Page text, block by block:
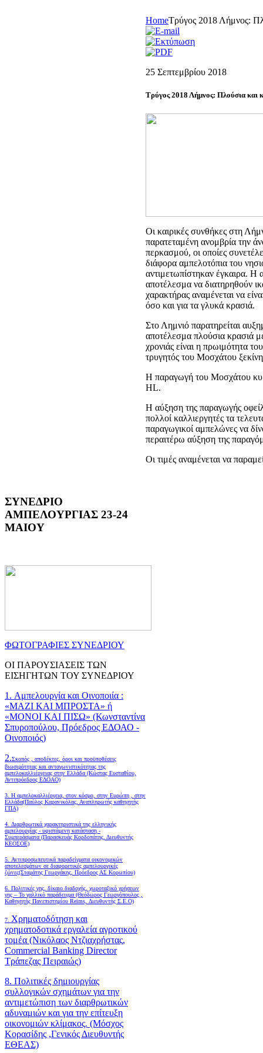
HomeΤρύγος 2018 Λήμνος:
25 Σεπτεμβρίου 2018
Τρύγος 2018 Λήμνος: Πλούσια και
Οι καιρικές συνθήκες στη
παρατεταμένη ανομβρία την
περκασμού, οι οποίες
διάφορα αμπελοτόπια του
αντιμετωπίστηκαν έγκαιρα.
αποτέλεσμα να διατηρηθούν
χαρακτήρας αναμένεται να
όσο και για τα γλυκά κρασιά.
Στο Λημνιό παρατηρείται
αποτέλεσμα πλούσια κρασιά
χρονιάς είναι η πρωιμότητα
τρυγητός του Μοσχάτου
Η παραγωγή του Μοσχάτου
HL.
Η αύξηση της παραγωγής
πολλοί καλλιεργητές τα
παραγωγικοί αμπελώνες να
περαιτέρω αύξηση της
Οι τιμές αναμένεται να
ΣΥΝΕΔΡΙΟ
ΑΜΠΕΛΟΥΡΓΙΑΣ 23-24
ΜΑΙΟΥ
ΦΩΤΟΓΡΑΦΙΕΣ ΣΥΝΕΔΡΙΟΥ
ΟΙ ΠΑΡΟΥΣΙΑΣΕΙΣ ΤΩΝ
ΕΙΣΗΓΗΤΩΝ ΤΟΥ ΣΥΝΕΔΡΙΟΥ
1. Αμπελουργία και Οινοποιία :
«ΜΑΖΙ ΚΑΙ ΜΠΡΟΣΤΑ» ή
«ΜΟΝΟΙ ΚΑΙ ΠΙΣΩ» (Κωνσταντίνα
Σπυροπούλου, Πρόεδρος ΕΔΟΑΟ -
Οινοποιός)
2.Σκοπός , αποδέκτες, όροι και προϋποθέσεις
βιωσιμότητας και ανταγωνιστικότητας της
αμπελοκαλλιέργειας στην Ελλάδα (Κώστας Ευσταθίου,
Αντιπρόεδρος ΕΔΟΑΟ)
3. Η αμπελοκαλλιέργεια, στον κόσμο, στην Ευρώπη , στην
Ελλάδα(Παύλος Καρανικόλας, Αναπληρωτής καθηγητής
ΓΠΑ)
4. Διαρθρωτικά χαρακτηριστικά της ελληνικής
αμπελουργίας - υφιστάμενη κατάσταση -
Συμπεράσματα (Παρασκευάς Κορδοπάτης, Διευθυντής
ΚΕΟΣΟΕ)
5. Αντιπροσωπευτικά παραδείγματα οικονομικών
αποτελεσμάτων σε διαφορετικές αμπελουργικές
ζώνες(Σταμάτης Γεωργάκης, Πρόεδρος ΑΣ Κορωπίου)
6. Πολιτικές γης, δίκαιο διαδοχής, χωροταξικό χρήσεων
γης – Το γαλλικό παράδειγμα (Θεόδωρος Γεωργόπουλος ,
Καθηγητής Πανεπιστημίου Reims, Διευθυντής Σ.Ε.Ο)
7. Χρηματοδότηση και
χρηματοδοτικά εργαλεία αγροτικού
τομέα (Νικόλαος Ντζιαχρήστας,
Commercial Banking Director
Τράπεζας Πειραιώς)
8. Πολιτικές δημιουργίας
συλλογικών σχημάτων για την
αντιμετώπιση των διαρθρωτικών
αδυναμιών και για την επίτευξη
οικονομιών κλίμακος. (Μόσχος
Κορασίδης ,Γενικός Διευθυντής
ΕΘΕΑΣ)